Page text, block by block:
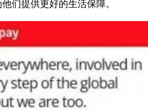
们提供更好的生活保障。